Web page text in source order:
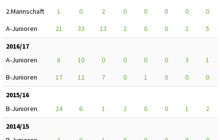
2.Mannschaft
1 0 2 0 0 0 0
0
A-Junioren
21 33 13 2 0 0 2
5
2016/17
A-Junioren
8 10 0 0 0 0 3
1
B-Junioren
17 12 7 0 1 0 0
0
2015/16
B-Junioren
24 6 1 2 0 0 1
2
2014/15